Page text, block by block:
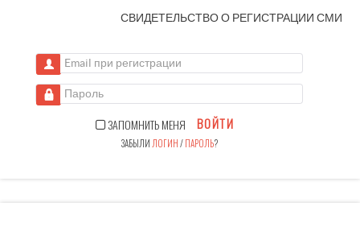
СВИДЕТЕЛЬСТВО О РЕГИСТРАЦИИСМИ
Email при регистрации
Пароль
ЗАПОМНИТЬ МЕНЯ ВОЙТИ
ЗАБЫЛИ ЛОГИН/ПАРОЛЬ?